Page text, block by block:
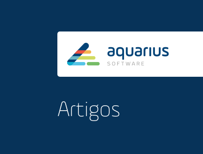
Artigos